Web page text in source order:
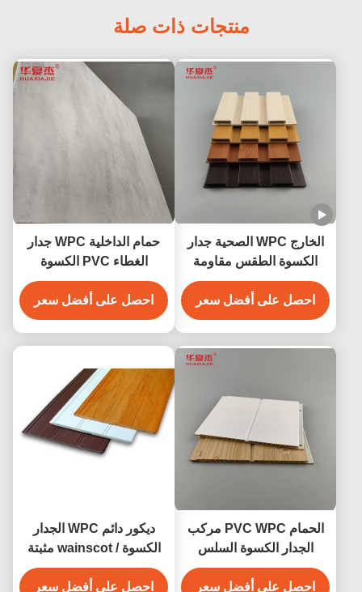
منتجات ذات صلة
الخارج WPC الصحية جدار
الكسوة الطقس مقاومة
للالداخلية
احصل على أفضل سعر
حمام الداخلية WPC جدار
الغطاء PVC الكسوة
الخشبية مركب
احصل على أفضل سعر
الحمام PVC WPC مركب
الجدار الكسوة السلس
مقاومة للماء
احصل على أفضل سعر
ديكور دائم WPC الجدار
الكسوة / wainscot مثبتة
بشكل ملائم
احصل على أفضل سعر